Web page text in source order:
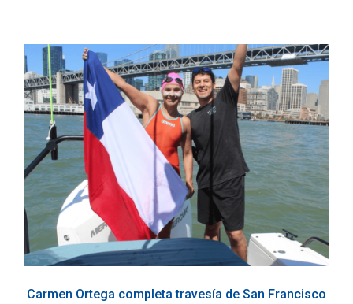
Carmen Ortega completa travesía de San Francisco